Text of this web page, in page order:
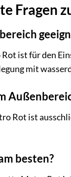
Fragen
ist für den
mit
Rot ist
besten?